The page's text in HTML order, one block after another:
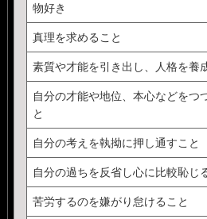
物好き
真理を求めること
素質や才能を引き出し、人格を養
自分の才能や地位、本心などをつ
と
自分の考えを執拗に押し通すこと
自分の過ちを反省し心に比較恥じ
苦労するのを嫌がり怠けること